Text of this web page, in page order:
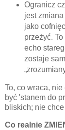
Ogranicz
jest
jako
przeżyć.
echo
zostaje
To, co wraca,
być 'stanem do
bliskich; nie
Co realnie